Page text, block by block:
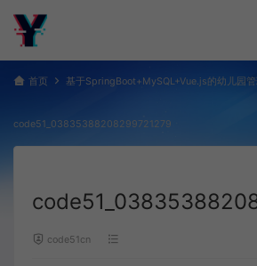
首页 基于SpringBoot+MySQL+Vue.js的幼儿园
code51_03835388208299721279
code51cn